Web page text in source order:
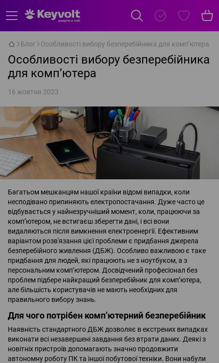
Блог Особливості вибору безперебійника для комп’ютера
Особливості вибору безперебійника
для комп’ютера
16 жовтня 2023
Багатьом мешканцям нашої країни відомі випадки, коли
несподівано припиняють електропостачання. Дуже часто це
відбувається у найнезручніший момент, коли, працюючи за
комп’ютером, не встигаєш зберегти дані, і всі вони
видаляються після вимкнення електроенергії. Ефективним
варіантом розв'язання цієї проблеми є придбання джерела
безперебійного живлення (ДБЖ). Особливо важливою є таке
придбання для людей, які працюють не з ноутбуком, а з
персональним комп’ютером. Досвідчений професіонал без
проблем підбере найкращий безперебійник для комп’ютера,
але більшість користувачів не мають необхідних для
правильного вибору знань.
Для чого потрібен комп’ютерний безперебійник
Наявність стандартного ДБЖ дозволяє в екстрених випадках
виконати всі незавершені завдання без втрати даних. Деякі з
новітніх пристроїв допомагають значно продовжити
автономну роботу ПК та іншої побутової техніки. Вони набули